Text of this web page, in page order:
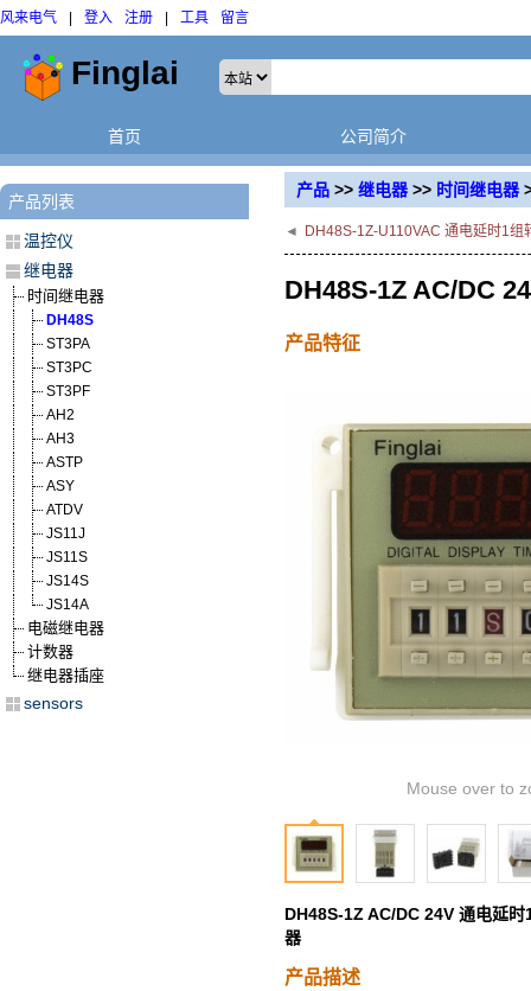
风来电气 登入 注册 工具 留言
首页 公司简介
产品 >> 继电器>> 时间继电器
◄ DH48S-1Z-U110VAC 通电延时1组
DH48S-1Z AC/DC
产品特征
Mouse over to
DH48S-1Z AC/DC 24V 通电延
器
产品描述
产品列表
温控仪
继电器
时间继电器
DH48S
ST3PA
ST3PC
ST3PF
AH2
AH3
ASTP
ASY
ATDV
JS11J
JS11S
JS14S
JS14A
电磁继电器
计数器
继电器插座
sensors